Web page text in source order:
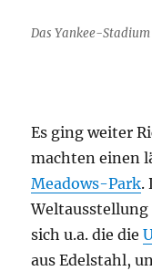
Das Yankee-Stadium
Es ging weiter
machten einen
Meadows-Park.
sich u.a. die die
aus Edelstahl,